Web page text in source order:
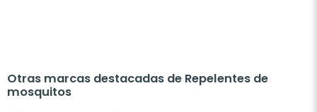
Otras marcas destacadas de Repelentes de
mosquitos